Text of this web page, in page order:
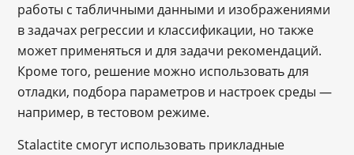
работы с табличными данными и изображениями
в задачах регрессии и классификации, но также
может применяться и для задачи рекомендаций.
Кроме того, решение можно использовать для
отладки, подбора параметров и настроек среды —
например, в тестовом режиме.
Stalactite смогут использовать прикладные